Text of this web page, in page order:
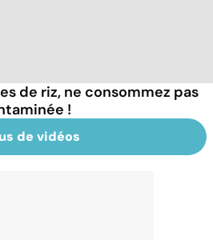
de riz, ne consommez pas
!
de vidéos